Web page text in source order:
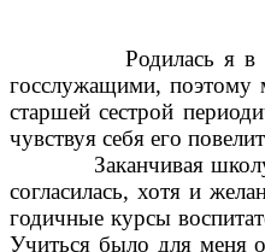
Родилась я в селе
госслужащими, поэтому
старшей сестрой
чувствуя себя его
Заканчивая школу, я
согласилась, хотя и
годичные курсы
Учиться было для меня